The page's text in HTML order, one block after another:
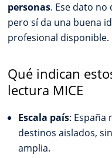
personas. Ese dato no
pero sí da una buena
profesional disponible.
Qué indican
lectura MICE
Escala país: España
destinos aislados,
amplia.